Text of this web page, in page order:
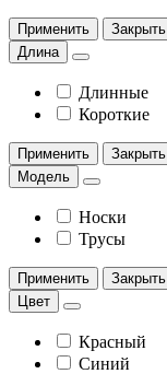
Применить
Закрыть
Длина
Длинные
Короткие
Применить
Закрыть
Модель
Носки
Трусы
Применить
Закрыть
Цвет
Красный
Синий